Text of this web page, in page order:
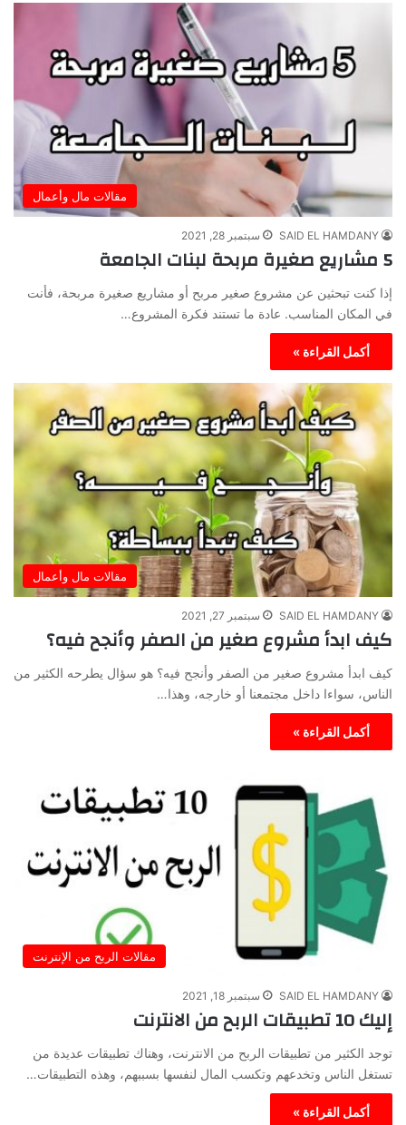
مقالات مال وأعمال
SAID EL HAMDANY سبتمبر 28, 2021
5 مشاريع صغيرة مربحة لبنات الجامعة
إذا كنت تبحثين عن مشروع صغير مربح أو مشاريع صغيرة مربحة، فأنت
في المكان المناسب. عادة ما تستند فكرة المشروع…
أكمل القراءة »
مقالات مال وأعمال
SAID EL HAMDANY سبتمبر 27, 2021
كيف ابدأ مشروع صغير من الصفر وأنجح فيه؟
كيف ابدأ مشروع صغير من الصفر وأنجح فيه؟ هو سؤال يطرحه الكثير من
الناس، سواءا داخل مجتمعنا أو خارجه، وهذا…
أكمل القراءة »
مقالات الربح من الإنترنت
SAID EL HAMDANY سبتمبر 18, 2021
إليك 10 تطبيقات الربح من الانترنت
توجد الكثير من تطبيقات الربح من الانترنت، وهناك تطبيقات عديدة من
تستغل الناس وتخدعهم وتكسب المال لنفسها بسببهم، وهذه التطبيقات…
أكمل القراءة »